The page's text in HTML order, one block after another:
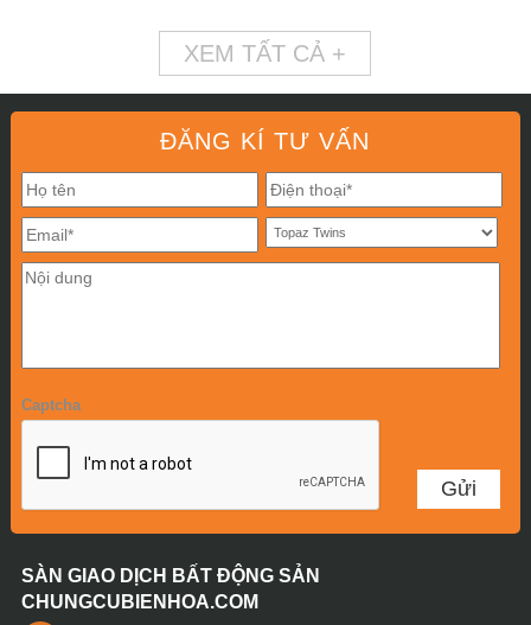
XEM TẤT CẢ +
ĐĂNG KÍ TƯ VẤN
Captcha
SÀN GIAO DỊCH BẤT ĐỘNG SẢN
CHUNGCUBIENHOA.COM